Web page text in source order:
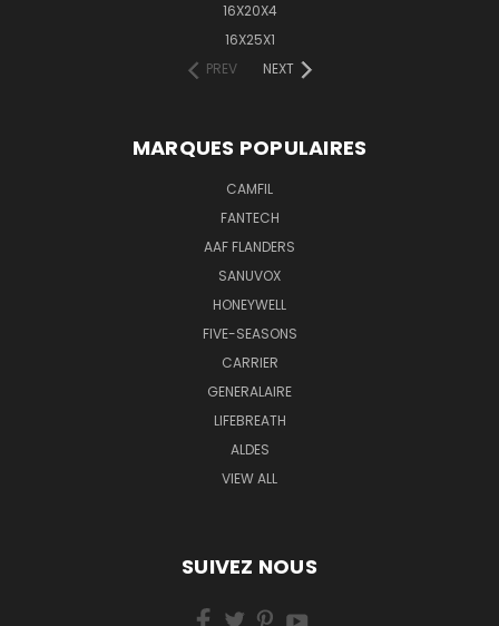
16X20X4
16X25X1
PREV
NEXT
MARQUES POPULAIRES
CAMFIL
FANTECH
AAF FLANDERS
SANUVOX
HONEYWELL
FIVE-SEASONS
CARRIER
GENERALAIRE
LIFEBREATH
ALDES
VIEW ALL
SUIVEZ NOUS